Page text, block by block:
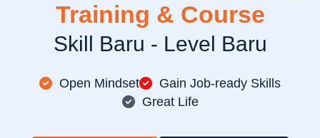
Training & Course
Skill Baru - Level Baru
Open Mindset
Gain Job-ready Skills
Great Life